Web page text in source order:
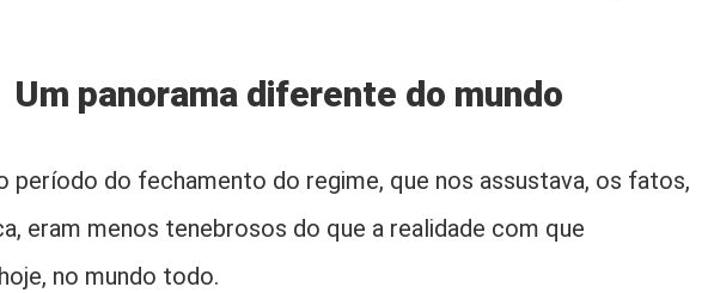
Um panorama diferente do mundo
período do fechamento do regime, que nos assustava, os fatos,
eram menos tenebrosos do que a realidade com que
no mundo todo.